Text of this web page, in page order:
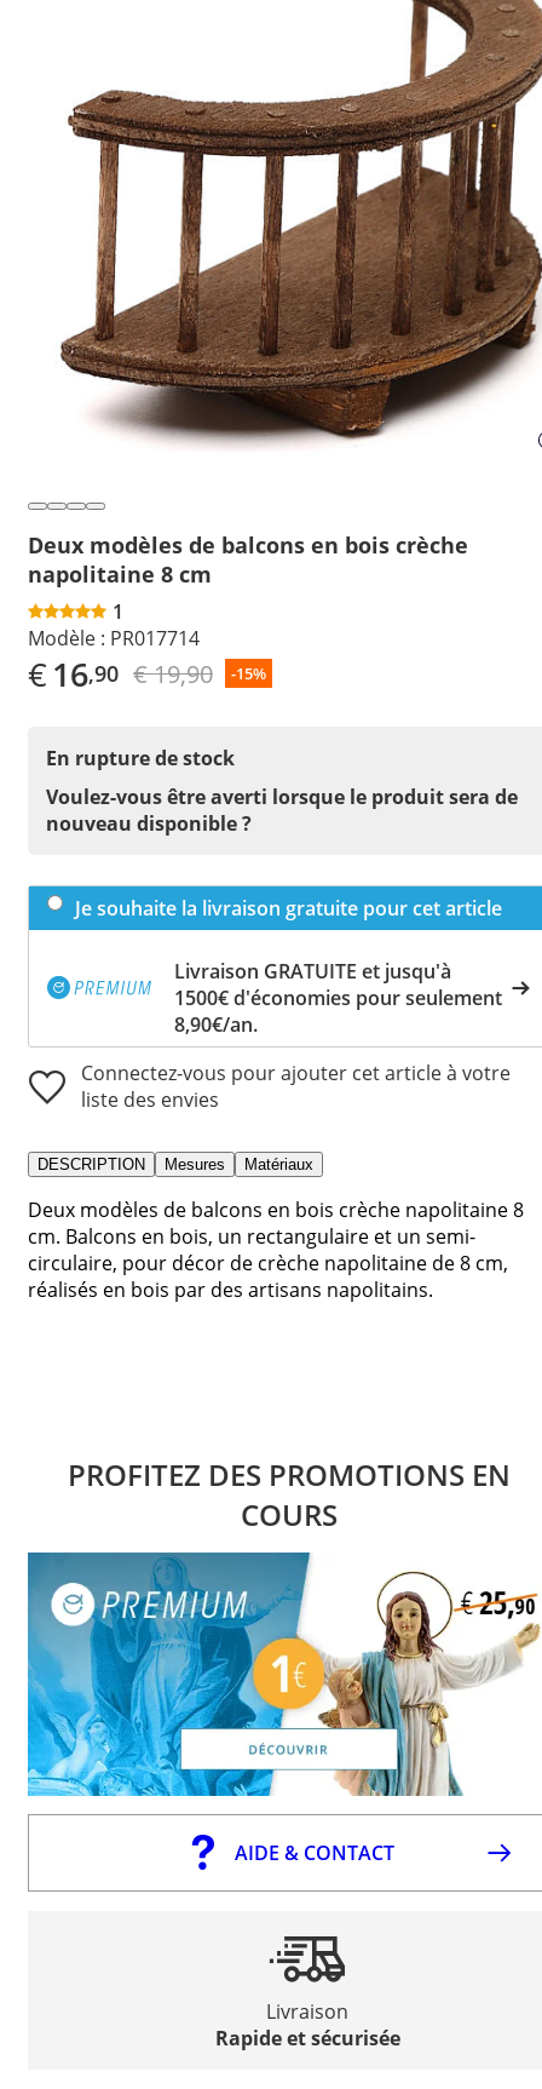
Deux modèles de balcons en bois crèche
napolitaine 8 cm
1
Modèle : PR017714
€16,90 € 19,90 -15%
En rupture de stock
Voulez-vous être averti lorsque le produit sera de
nouveau disponible ?
Je souhaite la livraison gratuite pour cet article
Livraison GRATUITE et jusqu'à
1500€ d'économies pour seulement
8,90€/an.
Connectez-vous pour ajouter cet article à votre
liste des envies
DESCRIPTION Mesures Matériaux
Deux modèles de balcons en bois crèche napolitaine 8
cm. Balcons en bois, un rectangulaire et un semi-
circulaire, pour décor de crèche napolitaine de 8 cm,
réalisés en bois par des artisans napolitains.
PROFITEZ DES PROMOTIONS EN
COURS
AIDE & CONTACT
Livraison
Rapide et sécurisée